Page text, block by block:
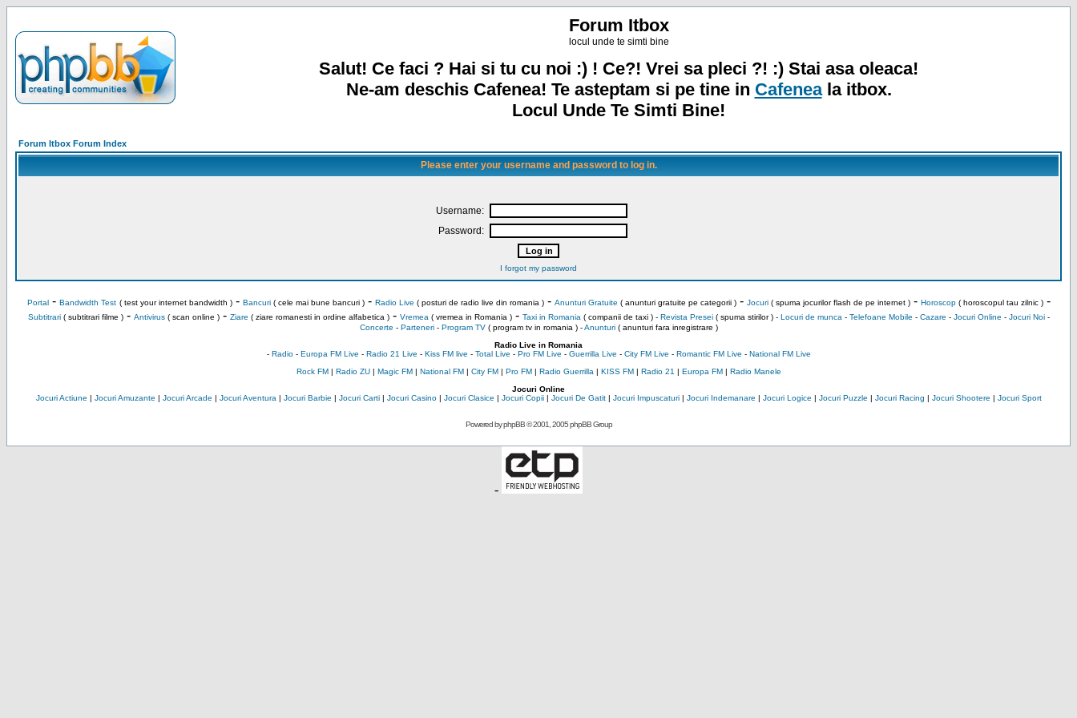
Forum Itbox
locul unde te simti bine
Salut! Ce faci ? Hai si tu cu noi :) ! Ce?! Vrei sa pleci ?! :) Stai asa oleaca!
Ne-am deschis Cafenea! Te asteptam si pe tine in Cafeneala itbox.
Locul Unde Te Simti Bine!
Forum Itbox Forum Index
Please enter your username and password to log in.
Username:
Password:
I forgot my password
Portal- Bandwidth Test ( test your internet bandwidth )- Bancuri( cele mai bune bancuri )- Radio Live ( posturi de radio live din romania )- Anunturi Gratuite ( anunturi gratuite pe categorii )- Jocuri( spuma jocurilor flash de pe internet )- Horoscop( horoscopul tau zilnic )-
Subtitrari( subtitrari filme )- Antivirus( scan online )- Ziare ( ziare romanesti in ordine alfabetica )- Vremea ( vremea in Romania )- Taxi in Romania ( companii de taxi ) - Revista Presei( spuma stirilor ) - Locuri de munca - Telefoane Mobile - Cazare - Jocuri Online - Jocuri Noi-
Concerte - Parteneri- Program TV( program tv in romania )-Anunturi( anunturi fara inregistrare )
Radio Live in Romania
- Radio- Europa FM Live - Radio 21 Live - Kiss FM live - Total Live - Pro FM Live - Guerrilla Live - City FM Live - Romantic FM Live - National FM Live
Rock FM| Radio ZU| Magic FM| National FM| City FM| Pro FM| Radio Guerrilla | KISS FM| Radio 21 | Europa FM| Radio Manele
Jocuri Online
Jocuri Actiune | Jocuri Amuzante | Jocuri Arcade | Jocuri Aventura | Jocuri Barbie | Jocuri Carti| Jocuri Casino| Jocuri Clasice | Jocuri Copii| Jocuri De Gatit| Jocuri Impuscaturi| Jocuri Indemanare | Jocuri Logice | Jocuri Puzzle | Jocuri Racing | Jocuri Shootere | Jocuri Sport
Powered byphpBB© 2001, 2005 phpBB Group
-